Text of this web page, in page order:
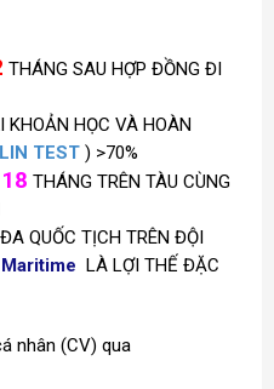
THÁNG SAU HỢP ĐỒNG ĐI
HỌC VÀ HOÀN
TEST ) >70%
18 THÁNG TRÊN TÀU CÙNG
QUỐC TỊCH TRÊN ĐỘI
LÀ LỢI THẾ ĐẶC
nhân (CV) qua